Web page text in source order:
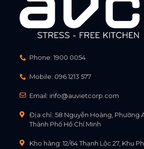
Phone: 1900 0054
Mobile: 096 1213 577
Email: info@auvietcorp.com
Địa chỉ: 58 Nguyễn Hoàng, Phường
Thành Phố Hồ Chí Minh
Kho hàng: 12/64 Thạnh Lộc 27, Khu